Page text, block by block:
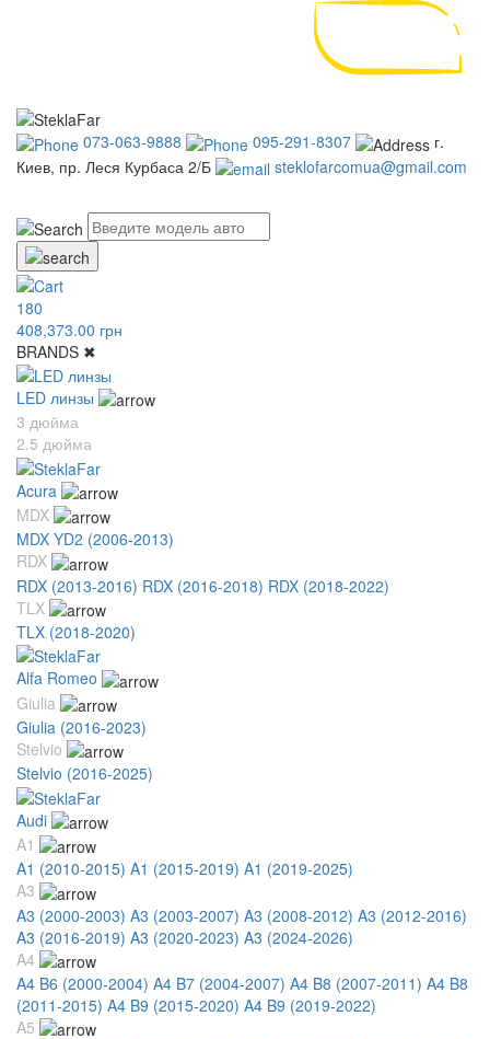
073-063-9888 095-291-8307
г.
Киев, пр. Леся Курбаса 2/Б
steklofarcomua@gmail.com
180
408,373.00 грн
BRANDS ✖
LED линзы
3 дюйма
2.5 дюйма
Acura
MDX
MDX YD2 (2006-2013)
RDX
RDX (2013-2016) RDX (2016-2018) RDX (2018-2022)
TLX
TLX (2018-2020)
Alfa Romeo
Giulia
Giulia (2016-2023)
Stelvio
Stelvio (2016-2025)
Audi
A1
A1 (2010-2015) A1 (2015-2019) A1 (2019-2025)
A3
A3 (2000-2003) A3 (2003-2007) A3 (2008-2012) A3 (2012-2016)
A3 (2016-2019) A3 (2020-2023) A3 (2024-2026)
A4
A4 B6 (2000-2004) A4 B7 (2004-2007) A4 B8 (2007-2011) A4 B8
(2011-2015) A4 B9 (2015-2020) A4 B9 (2019-2022)
A5